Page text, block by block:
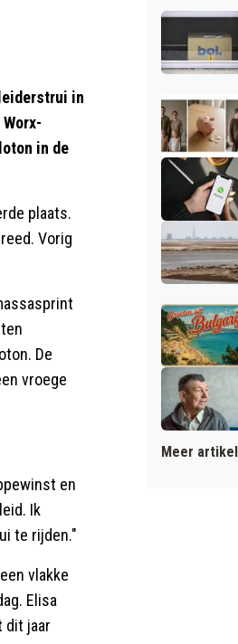
in
in de
plaats.
Vorig
De
vroege
en
Ik
te rijden."
vlakke
Elisa
dit jaar
Meer